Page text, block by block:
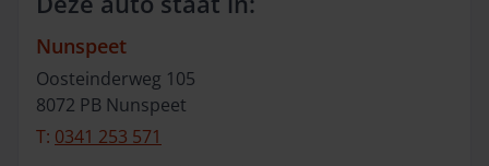
Nunspeet
Oosteinderweg 105
8072 PB Nunspeet
T: 0341 253 571